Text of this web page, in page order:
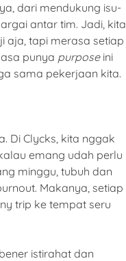
dari mendukung isu-
antar tim. Jadi, kita
aja, tapi merasa setiap
punya purposeini
sama pekerjaan kita.
Di Clycks, kita nggak
emang udah perlu
minggu, tubuh dan
Makanya, setiap
trip ke tempat seru
istirahat dan